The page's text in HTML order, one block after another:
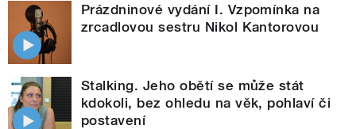
Prázdninové vydání I. Vzpomínka na
zrcadlovou sestru Nikol Kantorovou
Stalking. Jeho obětí se může stát
kdokoli, bez ohledu na věk, pohlaví či
postavení